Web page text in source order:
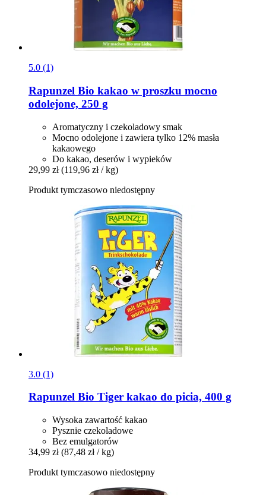
5.0 (1)
Rapunzel Bio kakao w proszku mocno
odolejone, 250 g
Aromatyczny i czekoladowy smak
Mocno odolejone i zawiera tylko 12% masła
kakaowego
Do kakao, deserów i wypieków
29,99 zł (119,96 zł / kg)
Produkt tymczasowo niedostępny
3.0 (1)
Rapunzel Bio Tiger kakao do picia, 400 g
Wysoka zawartość kakao
Pysznie czekoladowe
Bez emulgatorów
34,99 zł (87,48 zł / kg)
Produkt tymczasowo niedostępny